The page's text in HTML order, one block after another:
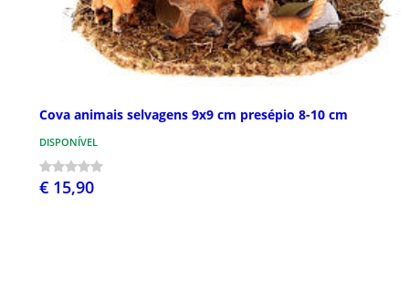
Cova animais selvagens 9x9 cm presépio 8-10 cm
DISPONÍVEL
€ 15,90